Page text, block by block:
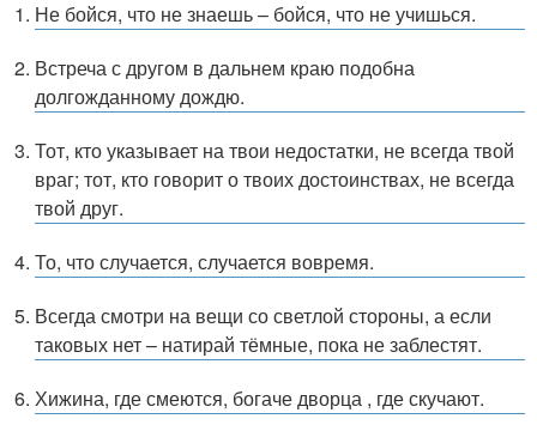
Не бойся, что не знаешь – бойся, что не учишься.
Встреча с другом в дальнем краю подобна
долгожданному дождю.
Тот, кто указывает на твои недостатки, не всегда твой
враг; тот, кто говорит о твоих достоинствах, не всегда
твой друг.
То, что случается, случается вовремя.
Всегда смотри на вещи со светлой стороны, а если
таковых нет – натирай тёмные, пока не заблестят.
Хижина, где смеются, богаче дворца , где скучают.